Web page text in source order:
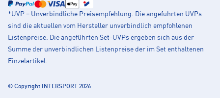
*UVP = Unverbindliche Preisempfehlung. Die angeführten UVPs
sind die aktuellen vom Hersteller unverbindlich empfohlenen
Listenpreise. Die angeführten Set-UVPs ergeben sich aus der
Summe der unverbindlichen Listenpreise der im Set enthaltenen
Einzelartikel.
© Copyright INTERSPORT 2026